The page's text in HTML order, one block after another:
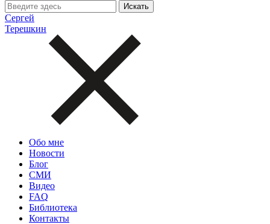
Сергей
Терешкин
Обо мне
Новости
Блог
СМИ
Видео
FAQ
Библиотека
Контакты